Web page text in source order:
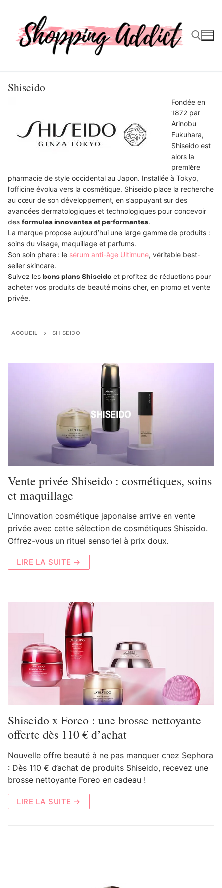
contenu
Shiseido
Fondée en
1872 par
Arinobu
Fukuhara,
Shiseido est
alors la
première
pharmacie de style occidental au Japon. Installée à Tokyo,
l’officine évolua vers la cosmétique. Shiseido place la recherche
au cœur de son développement, en s’appuyant sur des
avancées dermatologiques et technologiques pour concevoir
des formules innovantes et performantes.
La marque propose aujourd’hui une large gamme de produits :
soins du visage, maquillage et parfums.
Son soin phare : le sérum anti-âge Ultimune, véritable best-
seller skincare.
Suivez les bons plans Shiseido et profitez de réductions pour
acheter vos produits de beauté moins cher, en promo et vente
privée.
ACCUEIL SHISEIDO
Vente privée Shiseido : cosmétiques, soins
et maquillage
L’innovation cosmétique japonaise arrive en vente
privée avec cette sélection de cosmétiques Shiseido.
Offrez-vous un rituel sensoriel à prix doux.
LIRE LA SUITE →
Shiseido x Foreo : une brosse nettoyante
offerte dès 110 € d’achat
Nouvelle offre beauté à ne pas manquer chez Sephora
: Dès 110 € d’achat de produits Shiseido, recevez une
brosse nettoyante Foreo en cadeau !
LIRE LA SUITE →